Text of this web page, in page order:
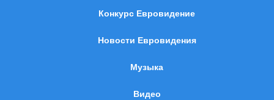
Конкурс Евровидение
Новости Евровидения
Музыка
Видео